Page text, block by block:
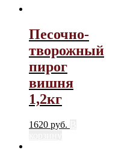
Песочно-
творожный
пирог
вишня
1,2кг
1620 руб.